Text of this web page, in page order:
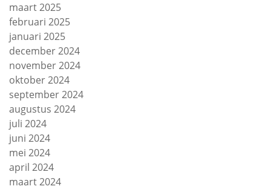
maart 2025
februari 2025
januari 2025
december 2024
november 2024
oktober 2024
september 2024
augustus 2024
juli 2024
juni 2024
mei 2024
april 2024
maart 2024